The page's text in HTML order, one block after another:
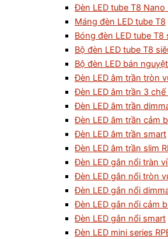
Đèn LED tube T8 Nano
Máng đèn LED tube T8
Bóng đèn LED tube T8
Bộ đèn LED tube T8
Bộ đèn LED bán
Đèn LED âm trần tròn
Đèn LED âm trần 3
Đèn LED âm trần
Đèn LED âm trần cảm
Đèn LED âm trần smart
Đèn LED âm trần slim
Đèn LED gắn nổi tràn
Đèn LED gắn nổi tròn
Đèn LED gắn nổi
Đèn LED gắn nổi cảm
Đèn LED gắn nổi smart
Đèn LED mini series